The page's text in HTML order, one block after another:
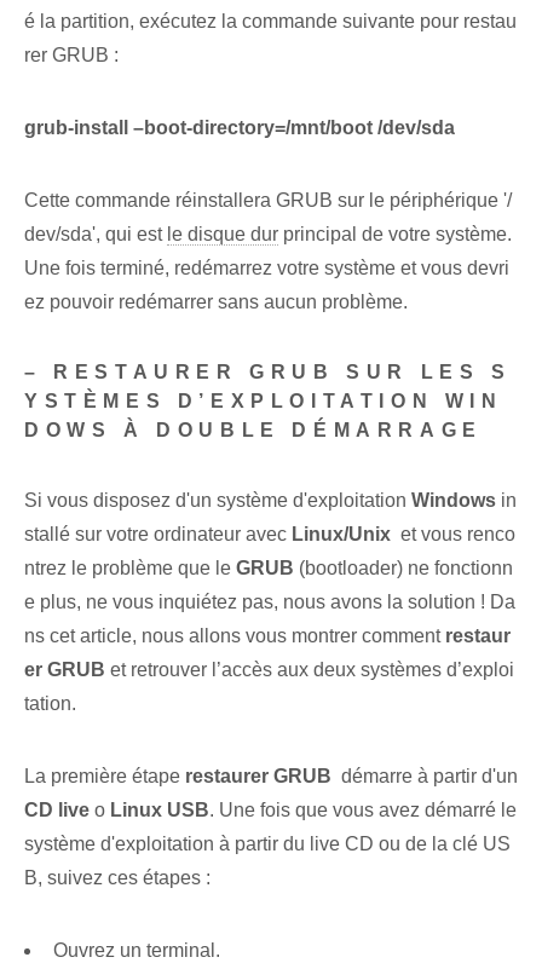
é la partition, exécutez la commande suivante pour restau
rer GRUB :
grub-install –boot-directory=/mnt/boot /dev/sda
Cette commande réinstallera GRUB sur le périphérique '/
dev/sda', qui est le disque dur ⁣principal de ⁢votre système.
Une fois terminé, redémarrez votre système et vous devri
ez pouvoir redémarrer sans aucun problème.
– RESTAURER GRUB‌ SUR LES S
YSTÈMES D’EXPLOITATION WIN
DOWS À DOUBLE DÉMARRAGE
Si vous disposez d'un système d'exploitation Windows in
stallé ‌sur votre ⁢ordinateur avec Linux/Unix ⁢ et vous‍ renco
ntrez le problème que le GRUB (bootloader) ne fonctionn
e plus, ne vous inquiétez pas, nous avons la solution ! Da
ns cet article, nous allons vous montrer comment restaur
er⁢ GRUB et retrouver l’accès aux deux systèmes d’exploi
tation.
La première étape restaurer GRUB ‍ démarre ⁤à partir d'un
CD live o Linux USB‍. Une fois que vous avez démarré le
système d'exploitation à partir du live CD ou de la clé US
B, suivez ces étapes :
Ouvrez un terminal.